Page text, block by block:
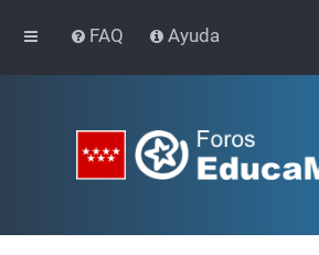
FAQ Ayuda